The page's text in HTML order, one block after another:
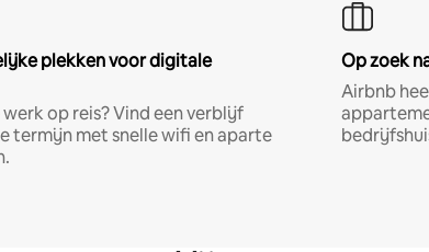
plekken voor digitale
werk op reis? Vind een verblijf
termijn met snelle wifi en aparte
Op zoek
Airbnb